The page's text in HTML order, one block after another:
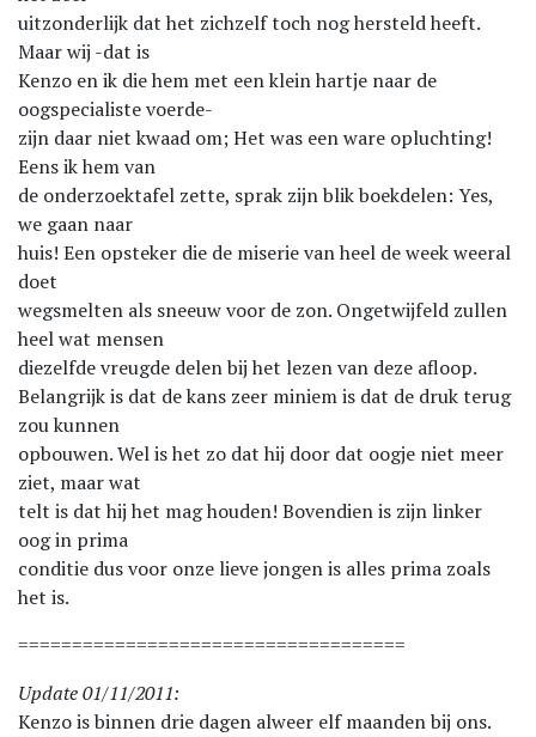
uitzonderlijk dat het zichzelf toch nog hersteld heeft.
Maar wij -dat is
Kenzo en ik die hem met een klein hartje naar de
oogspecialiste voerde-
zijn daar niet kwaad om; Het was een ware opluchting!
Eens ik hem van
de onderzoektafel zette, sprak zijn blik boekdelen: Yes,
we gaan naar
huis! Een opsteker die de miserie van heel de week weeral
doet
wegsmelten als sneeuw voor de zon. Ongetwijfeld zullen
heel wat mensen
diezelfde vreugde delen bij het lezen van deze afloop.
Belangrijk is dat de kans zeer miniem is dat de druk terug
zou kunnen
opbouwen. Wel is het zo dat hij door dat oogje niet meer
ziet, maar wat
telt is dat hij het mag houden! Bovendien is zijn linker
oog in prima
conditie dus voor onze lieve jongen is alles prima zoals
het is.
====================================
Update 01/11/2011:
Kenzo is binnen drie dagen alweer elf maanden bij ons.